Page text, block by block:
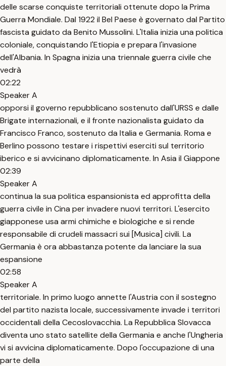
delle scarse conquiste territoriali ottenute dopo la Prima
Guerra Mondiale. Dal 1922 il Bel Paese è governato dal Partito
fascista guidato da Benito Mussolini. L'Italia inizia una politica
coloniale, conquistando l'Etiopia e prepara l'invasione
dell'Albania. In Spagna inizia una triennale guerra civile che
vedrà
02:22
Speaker A
opporsi il governo repubblicano sostenuto dall'URSS e dalle
Brigate internazionali, e il fronte nazionalista guidato da
Francisco Franco, sostenuto da Italia e Germania. Roma e
Berlino possono testare i rispettivi eserciti sul territorio
iberico e si avvicinano diplomaticamente. In Asia il Giappone
02:39
Speaker A
continua la sua politica espansionista ed approfitta della
guerra civile in Cina per invadere nuovi territori. L'esercito
giapponese usa armi chimiche e biologiche e si rende
responsabile di crudeli massacri sui [Musica] civili. La
Germania è ora abbastanza potente da lanciare la sua
espansione
02:58
Speaker A
territoriale. In primo luogo annette l'Austria con il sostegno
del partito nazista locale, successivamente invade i territori
occidentali della Cecoslovacchia. La Repubblica Slovacca
diventa uno stato satellite della Germania e anche l'Ungheria
vi si avvicina diplomaticamente. Dopo l'occupazione di una
parte della